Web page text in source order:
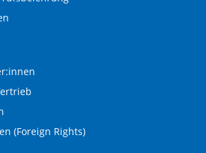
(Foreign Rights)